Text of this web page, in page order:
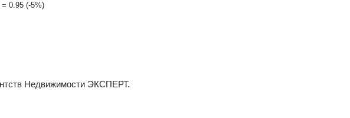
= 0.95 (-5%)
Недвижимости ЭКСПЕРТ.